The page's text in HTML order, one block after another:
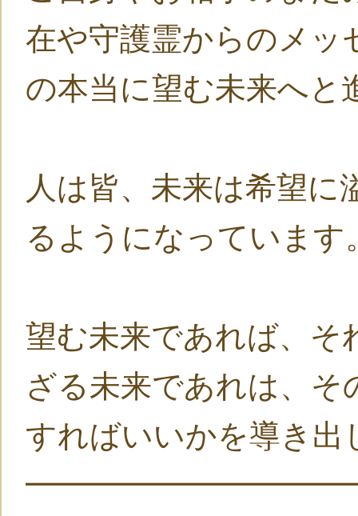
在や守護霊からのメッ
の本当に望む未来へと
人は皆、未来は希望に
るようになっています
望む未来であれば、そ
ざる未来であれは、
すればいいかを導き出